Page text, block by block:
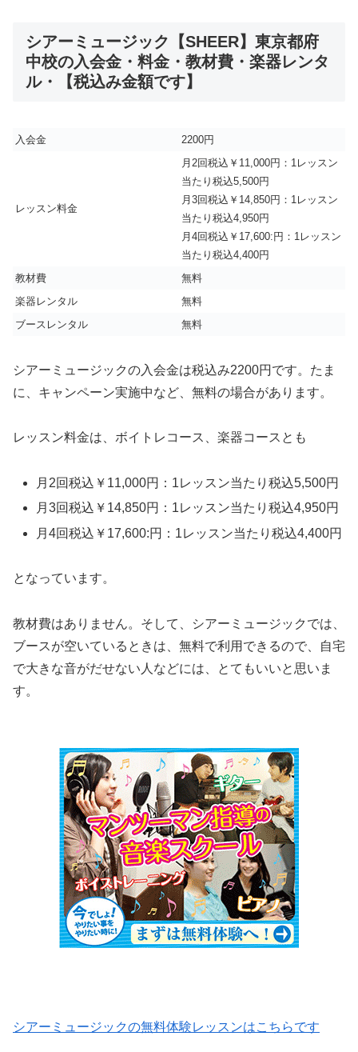
シアーミュージック【SHEER】東京都府
中校の入会金・料金・教材費・楽器レンタ
ル・【税込み金額です】
入会金 2200円
レッスン料金
月2回税込￥11,000円：1レッスン
当たり税込5,500円
月3回税込￥14,850円：1レッスン
当たり税込4,950円
月4回税込￥17,600:円：1レッスン
当たり税込4,400円
教材費
無料
楽器レンタル
無料
ブースレンタル
無料
シアーミュージックの入会金は税込み2200円です。たま
に、キャンペーン実施中など、無料の場合があります。
レッスン料金は、ボイトレコース、楽器コースとも
月2回税込￥11,000円：1レッスン当たり税込5,500円
月3回税込￥14,850円：1レッスン当たり税込4,950円
月4回税込￥17,600:円：1レッスン当たり税込4,400円
となっています。
教材費はありません。そして、
シアーミュージックでは、
ブースが空いているときは、無料で利用できるので、自宅
で大きな音がだせない人などには、とてもいいと思いま
す。
シアーミュージックの無料体験レッスンはこちらです